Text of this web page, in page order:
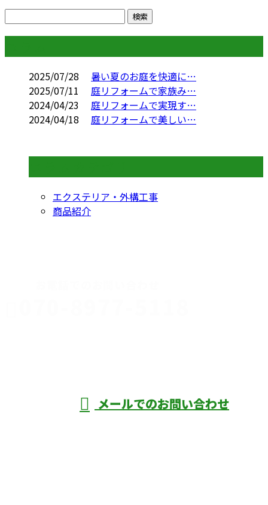
2025/07/28
暑い夏のお庭を快適に…
2025/07/11
庭リフォームで家族み…
2024/04/23
庭リフォームで実現す…
2024/04/18
庭リフォームで美しい…
エクステリア・外構工事
商品紹介
メールでのお問い合わせ